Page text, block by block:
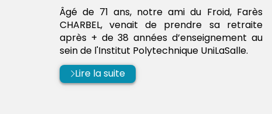
Âgé de 71 ans, notre ami du Froid, Farès
CHARBEL, venait de prendre sa retraite
après + de 38 années d’enseignement au
sein de l'Institut Polytechnique UniLaSalle.
Lire la suite